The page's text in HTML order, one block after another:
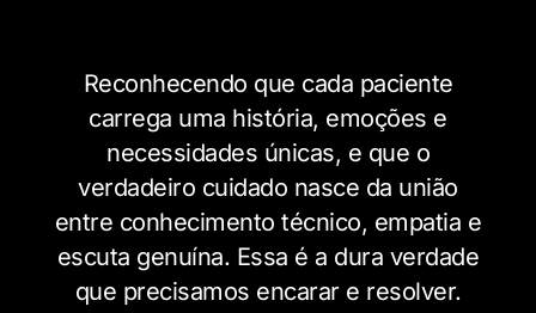
Reconhecendo que cada paciente
carrega uma história, emoções e
necessidades únicas, e que o
verdadeiro cuidado nasce da união
entre conhecimento técnico, empatia e
escuta genuína. Essa é a dura verdade
que precisamos encarar e resolver.